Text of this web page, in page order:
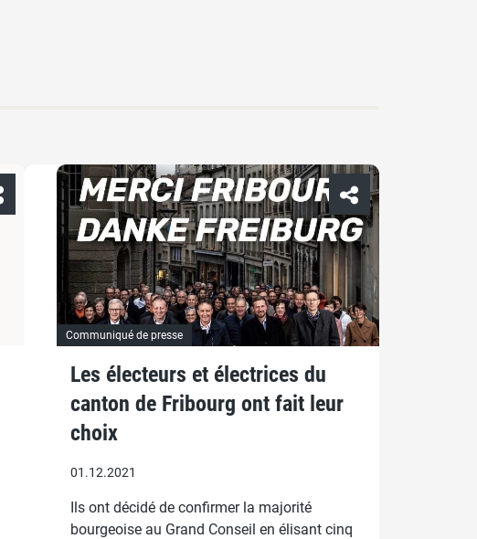
Communiqué de presse
Les électeurs et électrices du
canton de Fribourg ont fait leur
choix
01.12.2021
Ils ont décidé de confirmer la majorité
bourgeoise au Grand Conseil en élisant cinq